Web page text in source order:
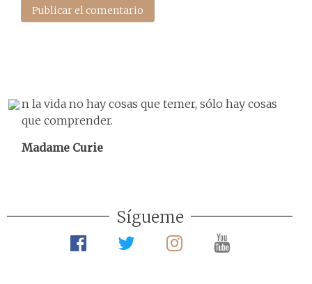
n la vida no hay cosas que temer, sólo hay cosas
que comprender.
Madame Curie
Sígueme